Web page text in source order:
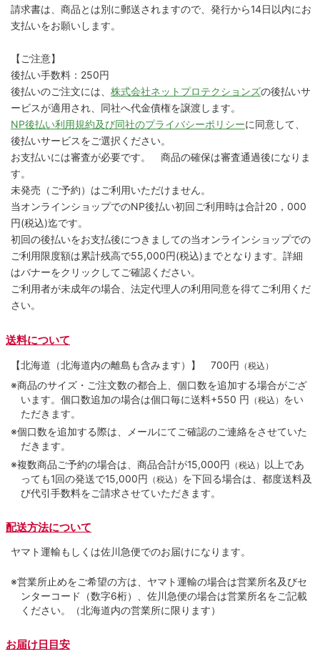
請求書は、商品とは別に郵送されますので、発行から14日以内にお
支払いをお願いします。
【ご注意】
後払い手数料：250円
後払いのご注文には、 株式会社ネットプロテクションズの後払いサ
ービスが適用され、同社へ代金債権を譲渡します。
NP後払い利用規約及び同社のプライバシーポリシーに同意して、
後払いサービスをご選択ください。
お支払いには審査が必要です。 商品の確保は審査通過後になりま
す。
未発売（ご予約）はご利用いただけません。
当オンラインショップでのNP後払い初回ご利用時は合計20，000
円(税込)迄です。
初回の後払いをお支払後につきましての当オンラインショップでの
ご利用限度額は累計残高で55,000円(税込)までとなります。詳細
はバナーをクリックしてご確認ください。
ご利用者が未成年の場合、法定代理人の利用同意を得てご利用くだ
さい。
送料について
【北海道（北海道内の離島も含みます）】 700円 （税込）
※商品のサイズ・ご注文数の都合上、個口数を追加する場合がござ
います。個口数追加の場合は個口毎に送料+550 円 （税込） をい
ただきます。
※個口数を追加する際は、メールにてご確認のご連絡をさせていた
だきます。
※複数商品ご予約の場合は、商品合計が15,000円 （税込） 以上であ
っても1回の発送で15,000円 （税込） を下回る場合は、都度送料及
び代引手数料をご請求させていただきます。
配送方法について
ヤマト運輸もしくは佐川急便でのお届けになります。
※営業所止めをご希望の方は、ヤマト運輸の場合は営業所名及びセ
ンターコード（数字6桁）、佐川急便の場合は営業所名をご記載
ください。（北海道内の営業所に限ります）
お届け日目安